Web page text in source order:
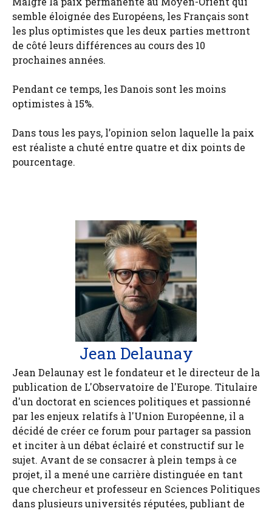
semble éloignée des Européens, les Français sont
les plus optimistes que les deux parties mettront
de côté leurs différences au cours des 10
prochaines années.
Pendant ce temps, les Danois sont les moins
optimistes à 15%.
Dans tous les pays, l’opinion selon laquelle la paix
est réaliste a chuté entre quatre et dix points de
pourcentage.
Jean Delaunay
Jean Delaunay est le fondateur et le directeur de la
publication de L'Observatoire de l'Europe. Titulaire
d'un doctorat en sciences politiques et passionné
par les enjeux relatifs à l'Union Européenne, il a
décidé de créer ce forum pour partager sa passion
et inciter à un débat éclairé et constructif sur le
sujet. Avant de se consacrer à plein temps à ce
projet, il a mené une carrière distinguée en tant
que chercheur et professeur en Sciences Politiques
dans plusieurs universités réputées, publiant de